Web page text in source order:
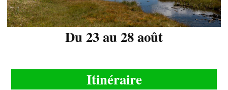
Du 23 au 28 août
Itinéraire